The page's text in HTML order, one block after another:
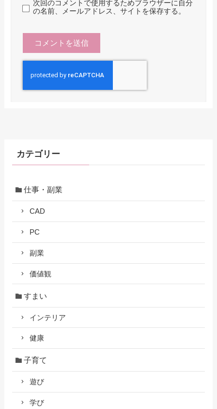
次回のコメントで使用するためブラウザーに自分
の名前、メールアドレス、サイトを保存する。
カテゴリー
仕事・副業
CAD
PC
副業
価値観
すまい
インテリア
健康
子育て
遊び
学び